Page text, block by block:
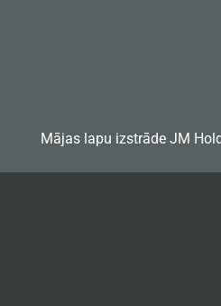
Mājas lapu izstrāde JM